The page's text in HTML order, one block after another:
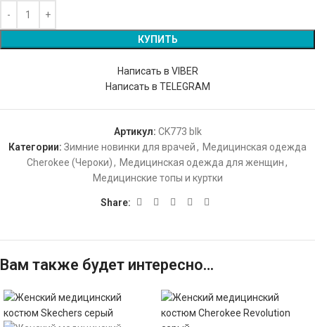
КУПИТЬ
Написать в VIBER
Написать в TELEGRAM
Артикул: CK773 blk
Категории: Зимние новинки для врачей, Медицинская одежда
Cherokee (Чероки), Медицинская одежда для женщин,
Медицинские топы и куртки
Share:
Вам также будет интересно…